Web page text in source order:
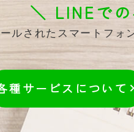
＼ LINEで
ルされたスマートフォ
種サービスについて